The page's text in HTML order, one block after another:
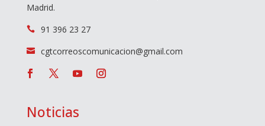
Madrid.
 91 396 23 27
 cgtcorreoscomunicacion@gmail.com
Noticias